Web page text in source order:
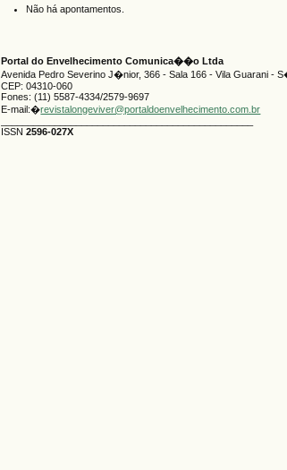
Não há apontamentos.
Portal do Envelhecimento Comunica��o Ltda
Avenida Pedro Severino J�nior, 366 - Sala 166 - Vila Guarani -
CEP: 04310-060
Fones: (11) 5587-4334/2579-9697
E-mail:�revistalongeviver@portaldoenvelhecimento.com.br
ISSN2596-027X